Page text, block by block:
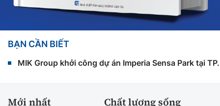
BẠN CẦN BIẾT
MIK Group khởi công dự án Imperia Sensa Park tại
Mới nhất
Chất lượng sống